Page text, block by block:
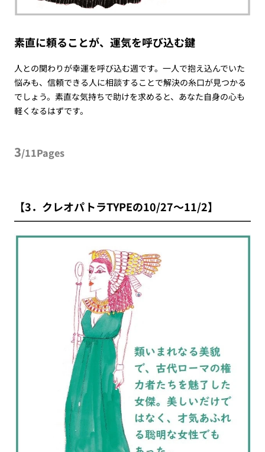
素直に頼ることが、運気を呼び込む鍵
人との関わりが幸運を呼び込む週です。一人で抱え込んでいた
悩みも、信頼できる人に相談することで解決の糸口が見つかる
でしょう。素直な気持ちで助けを求めると、あなた自身の心も
軽くなるはずです。
3/11Pages
【3．クレオパトラTYPEの10/27～11/2】